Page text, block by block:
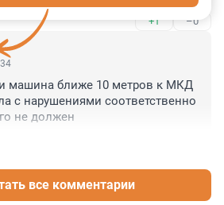
+1 –0
машина ближе 10 метров к МКД
с нарушениями соответственно
не должен
все комментарии